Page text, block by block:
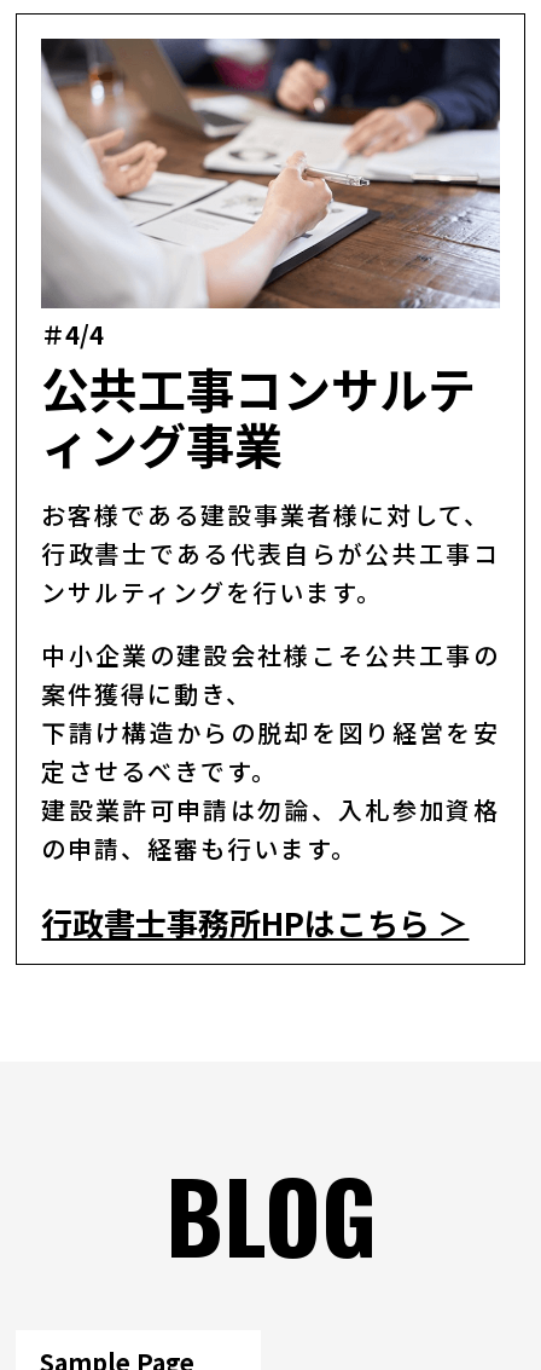
＃4/4
公共工事コンサルテ
ィング事業
お客様である建設事業者様に対して、
行政書士である代表自らが公共工事コ
ンサルティングを行います。
中小企業の建設会社様こそ公共工事の
案件獲得に動き、
下請け構造からの脱却を図り経営を安
定させるべきです。
建設業許可申請は勿論、入札参加資格
の申請、経審も行います。
行政書士事務所HPはこちら ＞
BLOG
Sample Page